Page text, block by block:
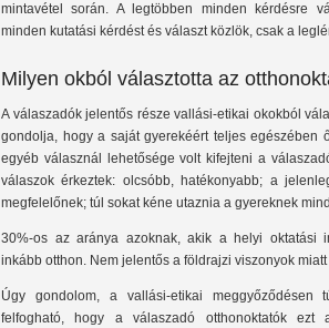
mintavétel során. A legtöbben minden kérdésre
minden kutatási kérdést és választ közlök, csak a
Milyen okból választotta az
A válaszadók jelentős része vallási-etikai okokból
gondolja, hogy a saját gyerekéért teljes egészében
egyéb válasznál lehetősége volt kifejteni a
válaszok érkeztek: olcsóbb, hatékonyabb; a
megfelelőnek; túl sokat kéne utaznia a gyereknek
30%-os az aránya azoknak, akik a helyi oktatási
inkább otthon. Nem jelentős a földrajzi viszonyok
Úgy gondolom, a vallási-etikai meggyőződésen
felfogható, hogy a válaszadó otthonoktatók ezt